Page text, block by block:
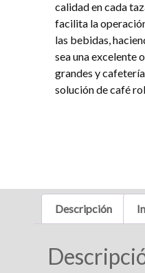
calidad en cada
facilita la
las bebidas,
sea una excelente
grandes y
solución de café
Descripción